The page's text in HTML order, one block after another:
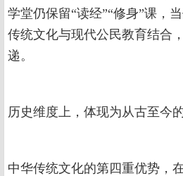
学堂仍保留“读经”“修身”课，
传统文化与现代公民教育结合
递。
历史维度上，体现为从古至今
中华传统文化的第四重优势，